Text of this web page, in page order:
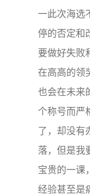
一此次海选
停的否定和
要做好失败
在高高的领
也会在未来
个称号而严
了，却没有
落，但是我
宝贵的一课
经验甚至是